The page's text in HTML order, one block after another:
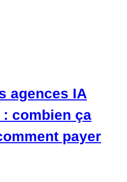
agences IA
: combien ça
payer